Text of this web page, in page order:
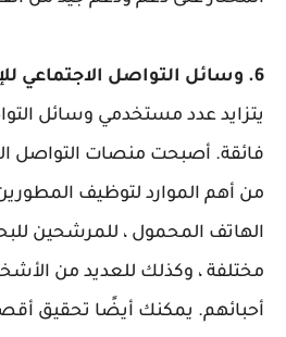
6. وسائل التواصل الاجتماعي للإنقاذ.
يتزايد عدد مستخدمي وسائل
فائقة. أصبحت منصات التواصل
من أهم الموارد لتوظيف
الهاتف المحمول ، للمرشحين
مختلفة ، وكذلك للعديد من
أحبائهم. يمكنك أيضًا تحقيق